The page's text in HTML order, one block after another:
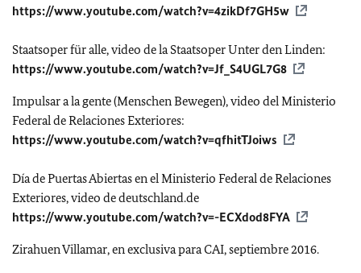
https://www.youtube.com/watch?v=4zikDf7GH5w
Staatsoper für alle, video de la Staatsoper Unter den Linden:
https://www.youtube.com/watch?v=Jf_S4UGL7G8
Impulsar a la gente (Menschen Bewegen), video del Ministerio
Federal de Relaciones Exteriores:
https://www.youtube.com/watch?v=qfhitTJoiws
Día de Puertas Abiertas en el Ministerio Federal de Relaciones
Exteriores, video de deutschland.de
https://www.youtube.com/watch?v=-ECXdod8FYA
Zirahuen Villamar, en exclusiva para CAI, septiembre 2016.